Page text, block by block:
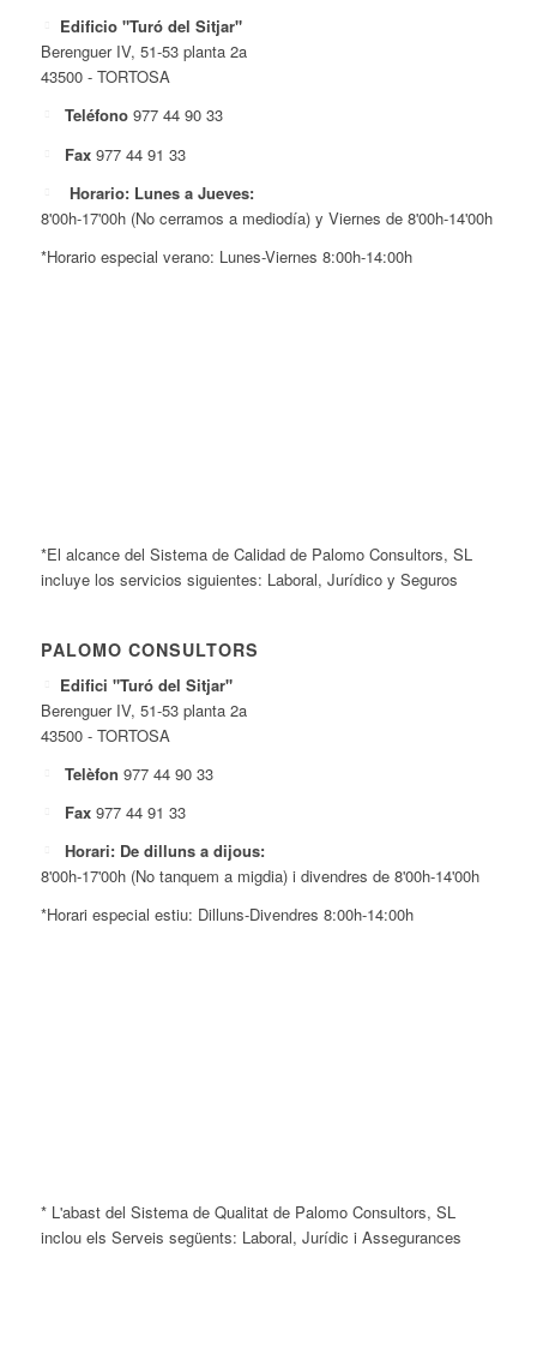
Edificio "Turó del Sitjar"
Berenguer IV, 51-53 planta 2a
43500 - TORTOSA
Teléfono 977 44 90 33
Fax 977 44 91 33
Horario: Lunes a Jueves:
8'00h-17'00h (No cerramos a mediodía) y Viernes de 8'00h-14'00h
*Horario especial verano: Lunes-Viernes 8:00h-14:00h
*El alcance del Sistema de Calidad de Palomo Consultors, SL
incluye los servicios siguientes: Laboral, Jurídico y Seguros
PALOMO CONSULTORS
Edifici "Turó del Sitjar"
Berenguer IV, 51-53 planta 2a
43500 - TORTOSA
Telèfon 977 44 90 33
Fax 977 44 91 33
Horari: De dilluns a dijous:
8'00h-17'00h (No tanquem a migdia) i divendres de 8'00h-14'00h
*Horari especial estiu: Dilluns-Divendres 8:00h-14:00h
* L'abast del Sistema de Qualitat de Palomo Consultors, SL
inclou els Serveis següents: Laboral, Jurídic i Assegurances